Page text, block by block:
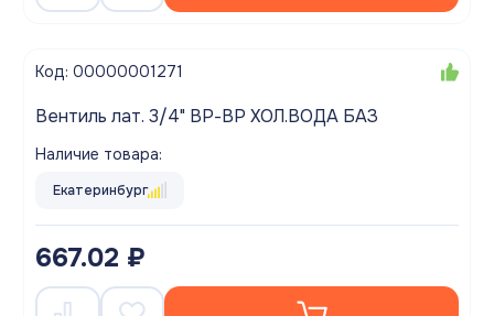
Код: 00000001271
Вентиль лат. 3/4" ВР-ВР ХОЛ.ВОДА БАЗ
Наличие товара:
Екатеринбург
667.02 ₽